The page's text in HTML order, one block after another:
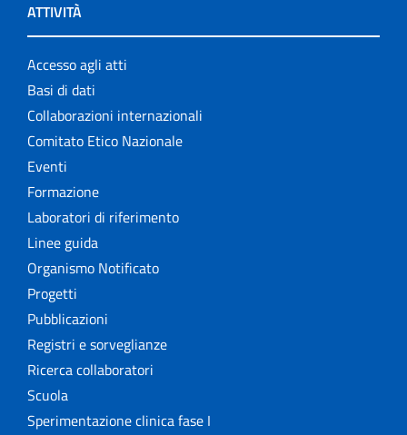
ATTIVITÀ
Accesso agli atti
Basi di dati
Collaborazioni internazionali
Comitato Etico Nazionale
Eventi
Formazione
Laboratori di riferimento
Linee guida
Organismo Notificato
Progetti
Pubblicazioni
Registri e sorveglianze
Ricerca collaboratori
Scuola
Sperimentazione clinica fase I